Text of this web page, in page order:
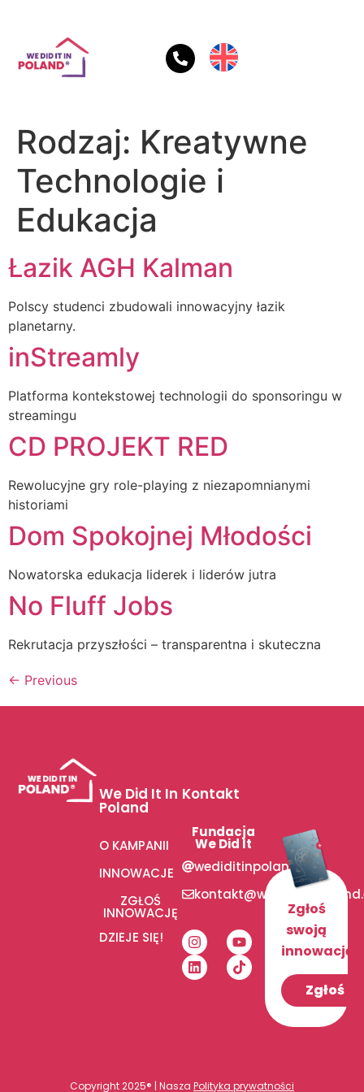
Rodzaj: Kreatywne
Technologie i
Edukacja
Łazik AGH Kalman
Polscy studenci zbudowali innowacyjny łazik
planetarny.
inStreamly
Platforma kontekstowej technologii do sponsoringu w
streamingu
CD PROJEKT RED
Rewolucyjne gry role-playing z niezapomnianymi
historiami
Dom Spokojnej Młodości
Nowatorska edukacja liderek i liderów jutra
No Fluff Jobs
Rekrutacja przyszłości – transparentna i skuteczna
← Previous
We Did It In
Poland
O KAMPANII
INNOWACJE
ZGŁOŚ
INNOWACJĘ
DZIEJE SIĘ!
Kontakt
Fundacja
We Did It
wediditinpoland
Zgłoś
swoją
innowację!
Zgłoś
Copyright 2025® | Nasza Polityka prywatności